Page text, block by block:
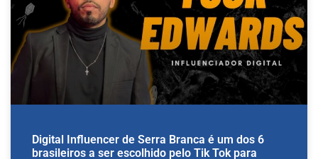
Digital Influencer de Serra Branca é um dos 6
brasileiros a ser escolhido pelo Tik Tok para